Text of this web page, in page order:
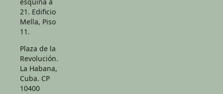
21. Edificio
Mella, Piso
11.
Plaza de la
Revolución.
La Habana,
Cuba. CP
10400